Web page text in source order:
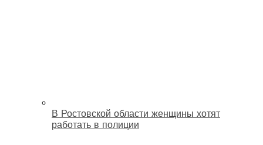
В Ростовской области женщины хотят
работать в полиции